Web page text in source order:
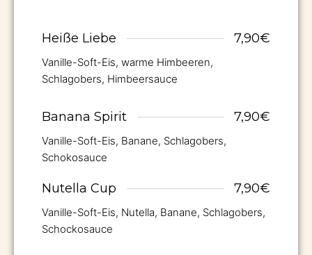
Heiße Liebe 7,90€
Vanille-Soft-Eis, warme Himbeeren,
Schlagobers, Himbeersauce
Banana Spirit 7,90€
Vanille-Soft-Eis, Banane, Schlagobers,
Schokosauce
Nutella Cup 7,90€
Vanille-Soft-Eis, Nutella, Banane, Schlagobers,
Schockosauce